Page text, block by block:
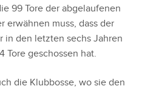
99 Tore der abgelaufenen
erwähnen muss, dass der
in den letzten sechs Jahren
Tore geschossen hat.
die Klubbosse, wo sie den